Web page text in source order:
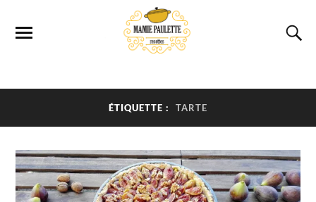
ÉTIQUETTE : TARTE